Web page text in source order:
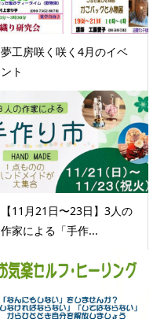
夢工房咲く咲く4月のイベ
ント
【11月21日〜23日】3人の
作家による「手作...